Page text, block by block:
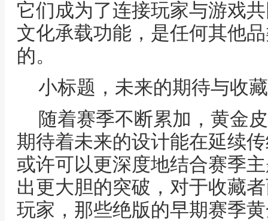
它们成为了连接玩家与游戏
文化承载功能，是任何其他
的。
小标题，未来的期待与收
随着赛季不断累加，黄金
期待着未来的设计能在延续
或许可以更深度地结合赛季
出更大胆的突破，对于收藏
玩家，那些绝版的早期赛季